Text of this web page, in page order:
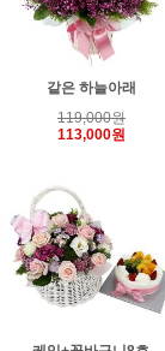
같은 하늘아래
119,000원
113,000원